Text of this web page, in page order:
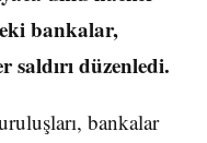
bankalar,
düzenledi.
bankalar